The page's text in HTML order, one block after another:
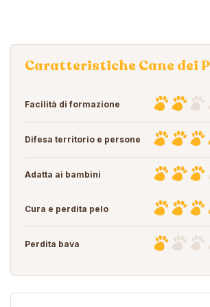
Caratteristiche Cane dei
Facilità di formazione
Difesa territorio e persone
Adatta ai bambini
Cura e perdita pelo
Perdita bava